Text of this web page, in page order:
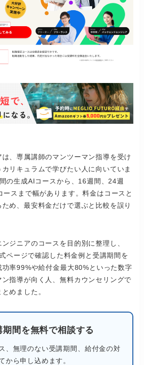
、専属講師のマンツーマン指導を受け
リキュラムで学びたい人に向いていま
の生成AIコースから、16週間、24週
ースまで幅があります。料金はコースと
め、最安料金だけで選ぶと比較を誤り
ジニアのコースを目的別に整理し、
ページで確認した料金例と受講期間を
率99%や給付金最大80%といった数字
指導が向く人、無料カウンセリングで
めました。
期間を無料で相談する
、無理のない受講期間、給付金の対
から申し込めます。